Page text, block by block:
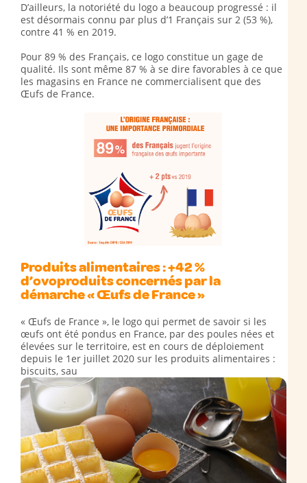
D’ailleurs, la notoriété du logo a beaucoup progressé : il
est désormais connu par plus d’1 Français sur 2 (53 %),
contre 41 % en 2019.
Pour 89 % des Français, ce logo constitue un gage de
qualité. Ils sont même 87 % à se dire favorables à ce que
les magasins en France ne commercialisent que des
Œufs de France.
Produits alimentaires : +42 %
d’ovoproduits concernés par la
démarche « Œufs de France »
« Œufs de France », le logo qui permet de savoir si les
œufs ont été pondus en France, par des poules nées et
élevées sur le territoire, est en cours de déploiement
depuis le 1er juillet 2020 sur les produits alimentaires :
biscuits, sau